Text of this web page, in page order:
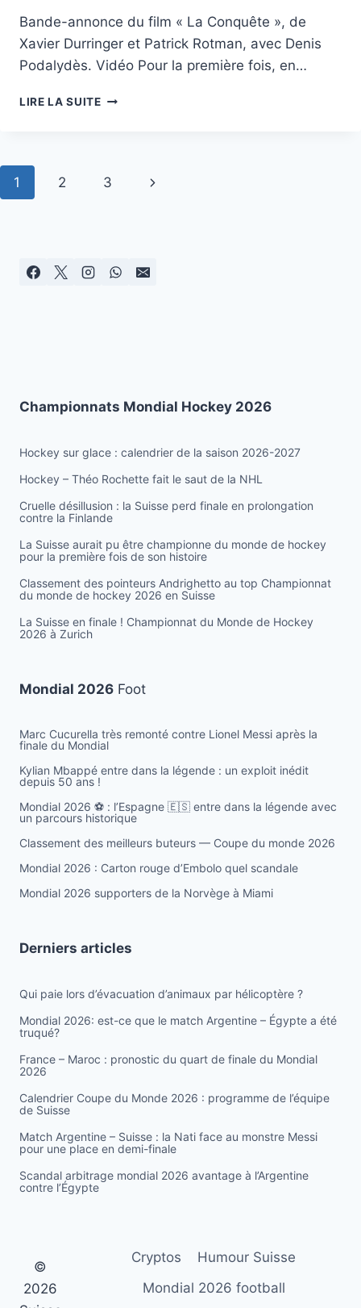
Bande-annonce du film « La Conquête », de
Xavier Durringer et Patrick Rotman, avec Denis
Podalydès. Vidéo Pour la première fois, en…
LIRE LA SUITECINÉMA:
SARKOZY
Navigation
1 2 3
Page
Championnats Mondial Hockey 2026
Hockey sur glace : calendrier de la saison 2026-2027
Hockey – Théo Rochette fait le saut de la NHL
Cruelle désillusion : la Suisse perd finale en prolongation
contre la Finlande
La Suisse aurait pu être championne du monde de hockey
pour la première fois de son histoire
Classement des pointeurs Andrighetto au top Championnat
du monde de hockey 2026 en Suisse
La Suisse en finale ! Championnat du Monde de Hockey
2026 à Zurich
Mondial 2026 Foot
Marc Cucurella très remonté contre Lionel Messi après la
finale du Mondial
Kylian Mbappé entre dans la légende : un exploit inédit
depuis 50 ans !
Mondial 2026 ⚽️ : l’Espagne 🇪🇸 entre dans la légende avec
un parcours historique
Classement des meilleurs buteurs — Coupe du monde 2026
Mondial 2026 : Carton rouge d’Embolo quel scandale
Mondial 2026 supporters de la Norvège à Miami
Derniers articles
Qui paie lors d’évacuation d’animaux par hélicoptère ?
Mondial 2026: est-ce que le match Argentine – Égypte a été
truqué?
France – Maroc : pronostic du quart de finale du Mondial
2026
Calendrier Coupe du Monde 2026 : programme de l’équipe
de Suisse
Match Argentine – Suisse : la Nati face au monstre Messi
pour une place en demi-finale
Scandal arbitrage mondial 2026 avantage à l’Argentine
contre l’Égypte
©
2026
Cryptos
Humour Suisse
Mondial 2026 football